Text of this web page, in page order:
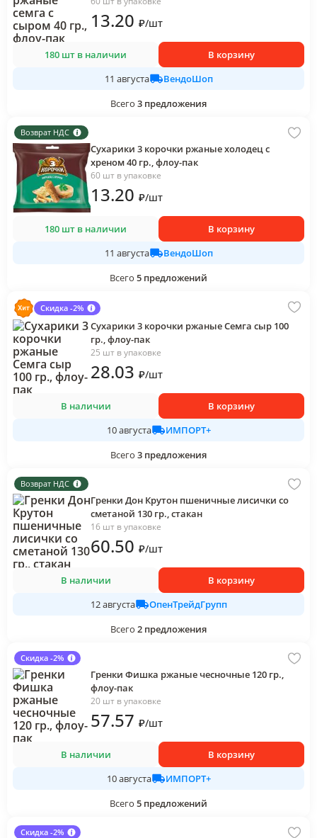
13.20 ₽/шт
180 шт в наличии
В корзину
11 августа
ВендоШоп
Всего 3 предложения
Возврат НДС
Сухарики 3 корочки ржаные холодец с
хреном 40 гр., флоу-пак
60 шт в упаковке
13.20 ₽/шт
180 шт в наличии
В корзину
11 августа
ВендоШоп
Всего 5 предложений
Скидка -2%
Сухарики 3 корочки ржаные Семга сыр 100
гр., флоу-пак
25 шт в упаковке
28.03 ₽/шт
В наличии
В корзину
10 августа
ИМПОРТ+
Всего 3 предложения
Возврат НДС
Гренки Дон Крутон пшеничные лисички со
сметаной 130 гр., стакан
16 шт в упаковке
60.50 ₽/шт
В наличии
В корзину
12 августа
ОпенТрейдГрупп
Всего 2 предложения
Скидка -2%
Гренки Фишка ржаные чесночные 120 гр.,
флоу-пак
20 шт в упаковке
57.57 ₽/шт
В наличии
В корзину
10 августа
ИМПОРТ+
Всего 5 предложений
Скидка -2%